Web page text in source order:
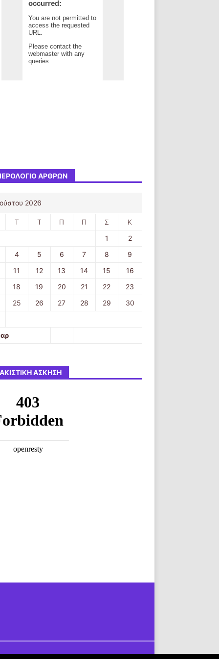
ΆΡΘΡΩΝ
2026
Τ Τ Π Π Σ Κ
1
2
4
5 6 7 8
9
11
12 13 14 15
16
18
19 20 21 22
23
25
26 27 28 29 30
ΆΣΚΗΣΗ